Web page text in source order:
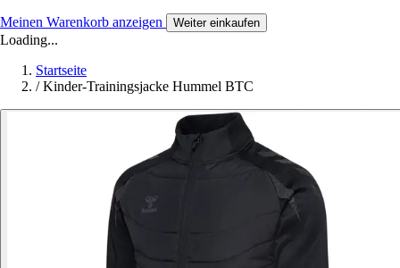
Meinen Warenkorb anzeigen Weiter einkaufen
Loading...
Startseite
/ Kinder-Trainingsjacke Hummel BTC